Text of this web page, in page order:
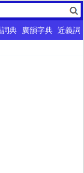
詞典 廣韻字典 近義詞